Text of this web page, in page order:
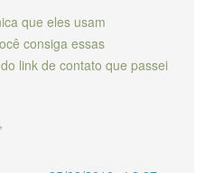
que eles usam
consiga essas
link de contato que passei